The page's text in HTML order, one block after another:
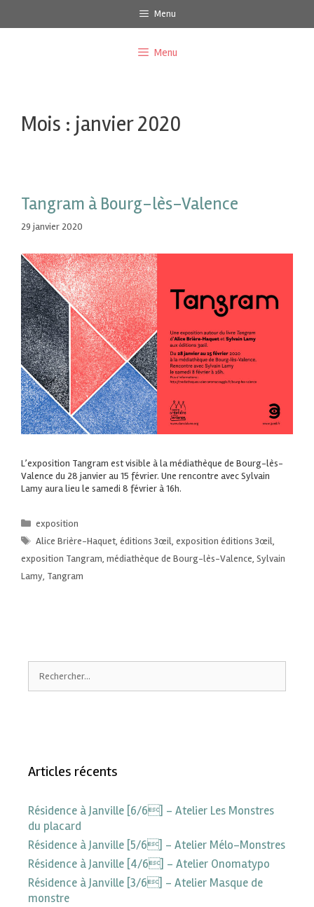
Menu
Menu
Mois : janvier 2020
Tangram à Bourg-lès-Valence
29 janvier 2020
L’exposition Tangram est visible à la médiathèque de Bourg-lès-
Valence du 28 janvier au 15 février. Une rencontre avec Sylvain
Lamy aura lieu le samedi 8 février à 16h.
exposition
Alice Brière-Haquet,éditions 3œil,exposition éditions 3œil,
exposition Tangram, médiathèque de Bourg-lès-Valence, Sylvain
Lamy, Tangram
Articles récents
Résidence à Janville [6/6] – Atelier Les Monstres
du placard
Résidence à Janville [5/6] – Atelier Mélo-Monstres
Résidence à Janville [4/6] – Atelier Onomatypo
Résidence à Janville [3/6] – Atelier Masque de
monstre